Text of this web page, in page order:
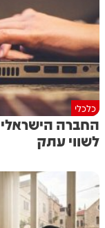
כלכלי
החברה
לשווי עתק